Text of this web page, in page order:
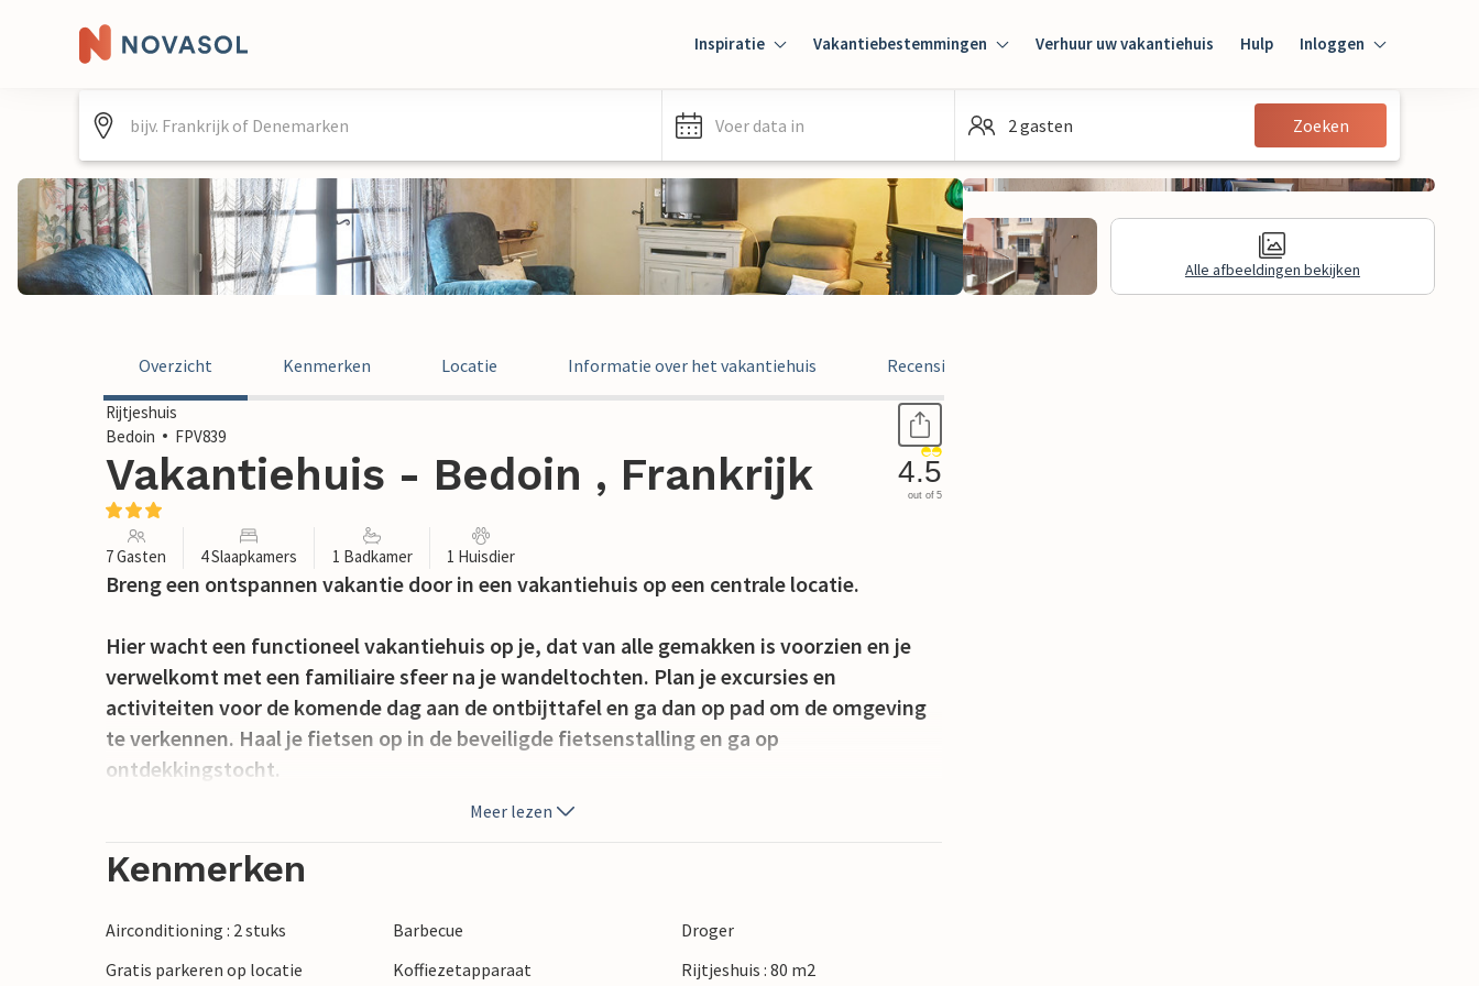
Inspiratie Vakantiebestemmingen Verhuur uw vakantiehuis Hulp Inloggen
Inloggen
Gast
Voer data in 2 gasten Zoeken
Alle afbeeldingen bekijken
Overzicht Kenmerken Locatie Informatie over het vakantiehuis Recensies
Rijtjeshuis
Bedoin
FPV839
Vakantiehuis - Bedoin , Frankrijk 4.5
out of 5
7 Gasten 4 Slaapkamers 1 Badkamer 1 Huisdier
Breng een ontspannen vakantie door in een vakantiehuis op een centrale locatie.
Hier wacht een functioneel vakantiehuis op je, dat van alle gemakken is voorzien en je
verwelkomt met een familiaire sfeer na je wandeltochten. Plan je excursies en
activiteiten voor de komende dag aan de ontbijttafel en ga dan op pad om de omgeving
te verkennen. Haal je fietsen op in de beveiligde fietsenstalling en ga op
ontdekkingstocht.
Het is ook ideaal gelegen om de streek en de Mont-Ventoux te voet of met de fiets te
uitzicht vanaf de bergtoppen. Je kunt ook het dorp Bedoin verkennen en heerlijke
Meer lezen
Kenmerken
Airconditioning : 2 stuks Barbecue
Droger
Gratis parkeren op locatie
Koffiezetapparaat
Rijtjeshuis : 80 m2